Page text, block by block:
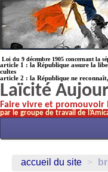
Loi du 9 décembre 1905 concernant la
article 1 : la République assure la
cultes
article 2 : la République ne
Laïcité
Faire vivre et promouvoir
par le groupe de travail de
accueil du site >